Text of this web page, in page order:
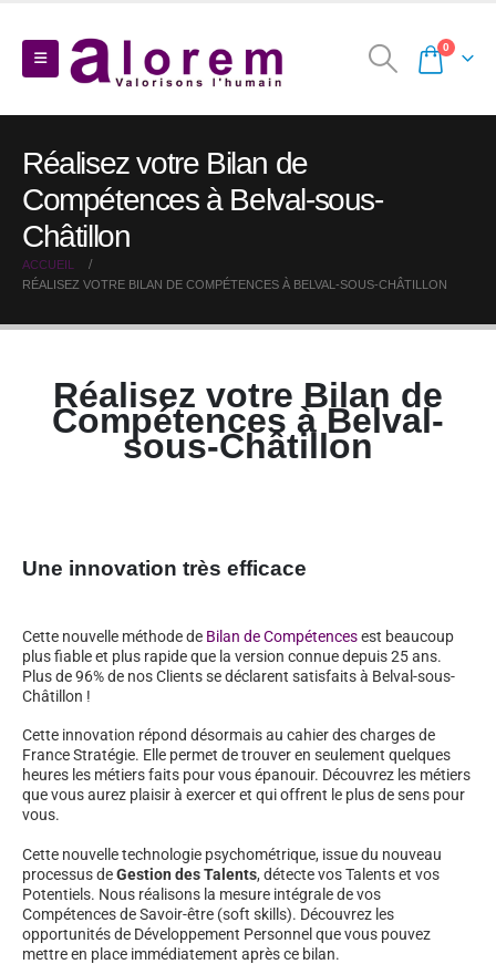
0
Réalisez votre Bilan de
Compétences à Belval-sous-
Châtillon
ACCUEIL
RÉALISEZ VOTRE BILAN DE COMPÉTENCES À BELVAL-SOUS-CHÂTILLON
Réalisez votre Bilan de
Compétences à Belval-
sous-Châtillon
Une innovation très efficace
Cette nouvelle méthode de Bilan de Compétencesest beaucoup
plus fiable et plus rapide que la version connue depuis 25 ans.
Plus de 96% de nos Clients se déclarent satisfaits à Belval-sous-
Châtillon !
Cette innovation répond désormais au cahier des charges de
France Stratégie. Elle permet de trouver en seulement quelques
heures les métiers faits pour vous épanouir. Découvrez les métiers
que vous aurez plaisir à exercer et qui offrent le plus de sens pour
vous.
Cette nouvelle technologie psychométrique, issue du nouveau
processus deGestion des Talents, détecte vos Talents et vos
Potentiels. Nous réalisons la mesure intégrale de vos
Compétences de Savoir-être (soft skills). Découvrez les
opportunités de Développement Personnel que vous pouvez
mettre en place immédiatement après ce bilan.